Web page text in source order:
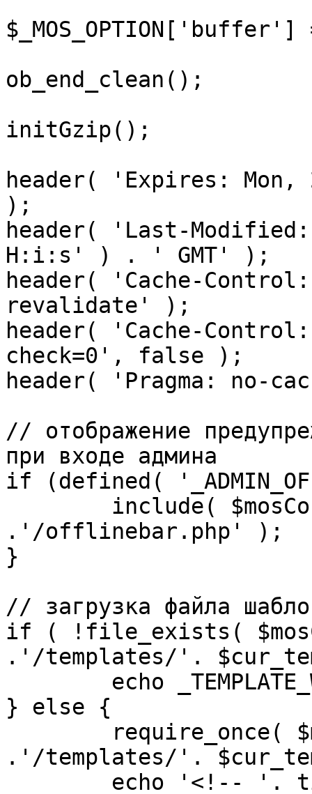
ob_end_clean();
initGzip();
header( 'Expires: Mon,
);
header( 'Last-
H:i:s' ) . ' GMT' );
header( 'Cache-
revalidate' );
header( 'Cache-
check=0', false );
header( 'Pragma: no-
// отображение
при входе админа
if (defined(
.'/offlinebar.php' );
}
// загрузка файла
if ( !file_exists(
.'/templates/'.
} else {
.'/templates/'.